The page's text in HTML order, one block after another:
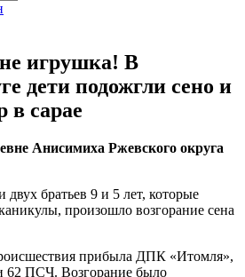
игрушка! В
дети подожгли сено и
в сарае
Анисимиха Ржевского округа
братьев 9 и 5 лет, которые
произошло возгорание сена
прибыла ДПК «Итомля»,
62 ПСЧ. Возгорание было